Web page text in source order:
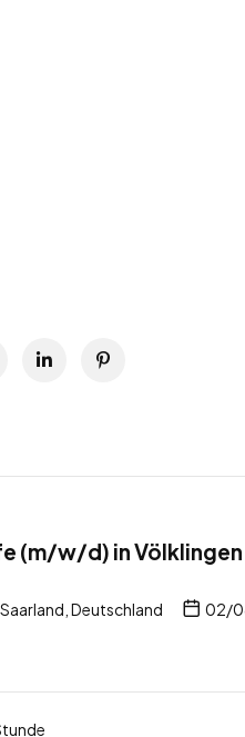
(m/w/d) in Völklingen
Deutschland 02/